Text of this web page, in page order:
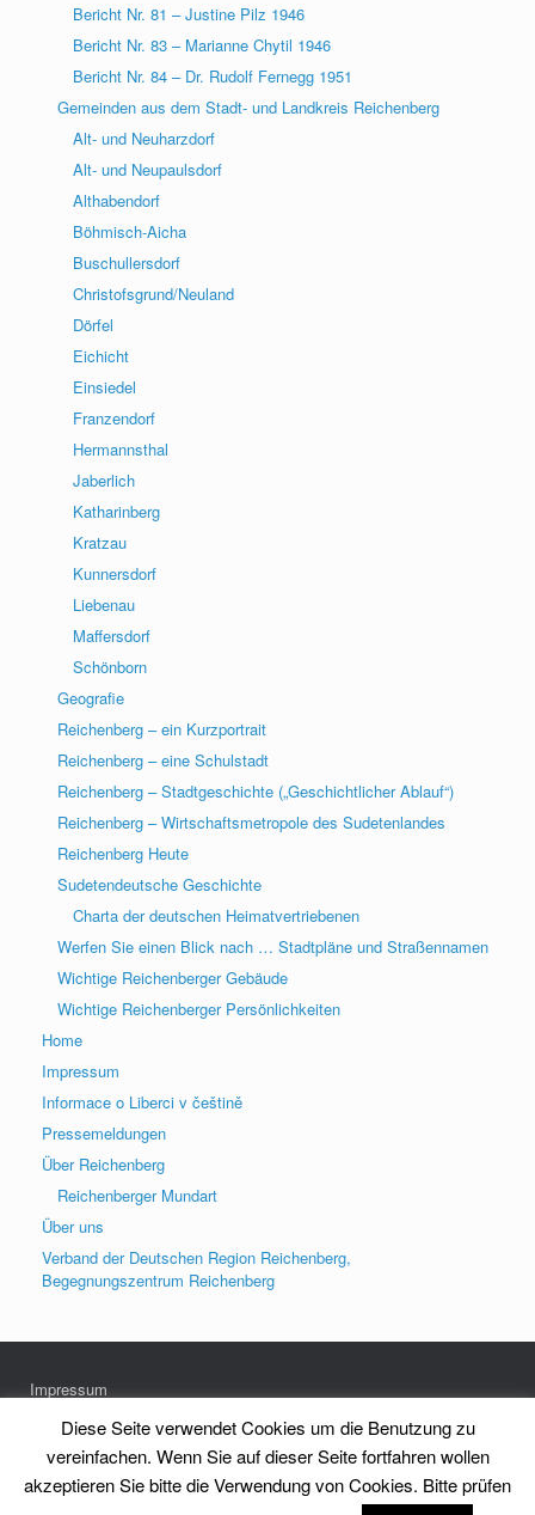
Bericht Nr. 81 – Justine Pilz 1946
Bericht Nr. 83 – Marianne Chytil 1946
Bericht Nr. 84 – Dr. Rudolf Fernegg 1951
Gemeinden aus dem Stadt- und Landkreis Reichenberg
Alt- und Neuharzdorf
Alt- und Neupaulsdorf
Althabendorf
Böhmisch-Aicha
Buschullersdorf
Christofsgrund/Neuland
Dörfel
Eichicht
Einsiedel
Franzendorf
Hermannsthal
Jaberlich
Katharinberg
Kratzau
Kunnersdorf
Liebenau
Maffersdorf
Schönborn
Geografie
Reichenberg – ein Kurzportrait
Reichenberg – eine Schulstadt
Reichenberg – Stadtgeschichte („Geschichtlicher Ablauf“)
Reichenberg – Wirtschaftsmetropole des Sudetenlandes
Reichenberg Heute
Sudetendeutsche Geschichte
Charta der deutschen Heimatvertriebenen
Werfen Sie einen Blick nach … Stadtpläne und Straßennamen
Wichtige Reichenberger Gebäude
Wichtige Reichenberger Persönlichkeiten
Home
Impressum
Informace o Liberci v češtině
Pressemeldungen
Über Reichenberg
Reichenberger Mundart
Über uns
Verband der Deutschen Region Reichenberg,
Begegnungszentrum Reichenberg
Impressum
Datenschutz
Theme bySiteOrigin
Diese Seite verwendet Cookies um die Benutzung zu
vereinfachen. Wenn Sie auf dieser Seite fortfahren wollen
akzeptieren Sie bitte die Verwendung von Cookies. Bitte prüfen